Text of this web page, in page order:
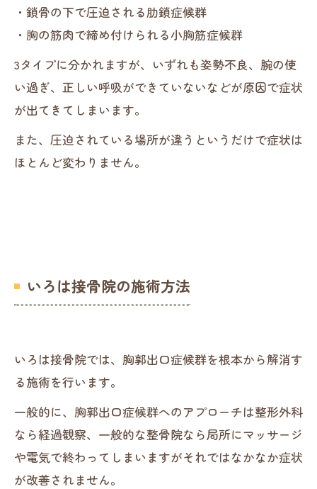
・鎖骨の下で圧迫される肋鎖症候群
・胸の筋肉で締め付けられる小胸筋症候群
3タイプに分かれますが、いずれも姿勢不良、腕の使
い過ぎ、正しい呼吸ができていないなどが原因で症状
が出てきてしまいます。
また、圧迫されている場所が違うというだけで症状は
ほとんど変わりません。
いろは接骨院の施術方法
いろは接骨院では、胸郭出口症候群を根本から解消す
る施術を行います。
一般的に、胸郭出口症候群へのアプローチは整形外科
なら経過観察、一般的な整骨院なら局所にマッサージ
や電気で終わってしまいますがそれではなかなか症状
が改善されません。